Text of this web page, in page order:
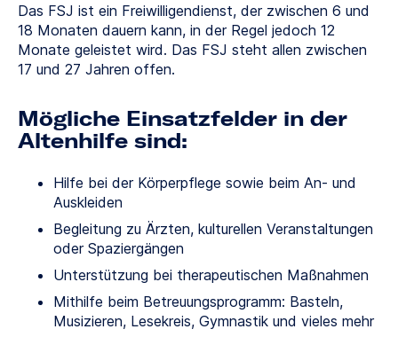
Das FSJ ist ein Freiwilligendienst, der zwischen 6 und
18 Monaten dauern kann, in der Regel jedoch 12
Monate geleistet wird. Das FSJ steht allen zwischen
17 und 27 Jahren offen.
Mögliche Einsatzfelder in der
Altenhilfe sind:
Hilfe bei der Körperpflege sowie beim An- und
Auskleiden
Begleitung zu Ärzten, kulturellen Veranstaltungen
oder Spaziergängen
Unterstützung bei therapeutischen Maßnahmen
Mithilfe beim Betreuungsprogramm: Basteln,
Musizieren, Lesekreis, Gymnastik und vieles mehr